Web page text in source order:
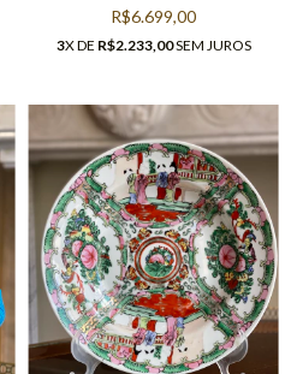
R$6.699,00
3X DE R$2.233,00SEM JUROS